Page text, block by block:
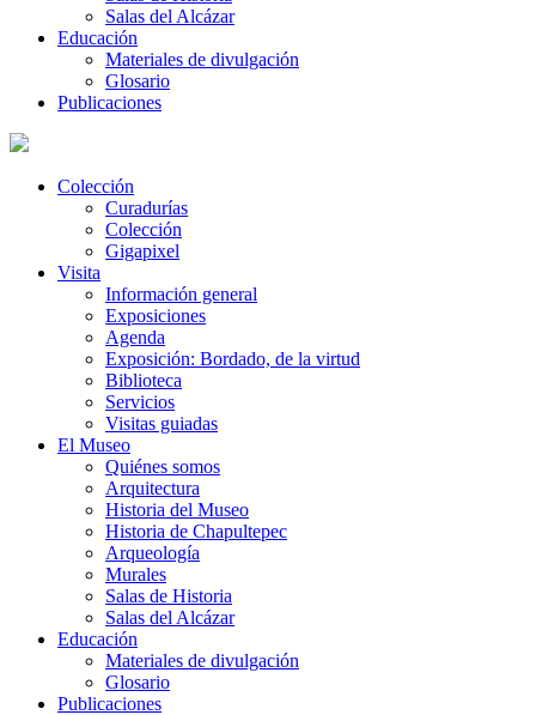
Salas del Alcázar
Educación
Materiales de divulgación
Glosario
Publicaciones
Colección
Curadurías
Colección
Gigapixel
Visita
Información general
Exposiciones
Agenda
Exposición: Bordado, de la virtud
Biblioteca
Servicios
Visitas guiadas
El Museo
Quiénes somos
Arquitectura
Historia del Museo
Historia de Chapultepec
Arqueología
Murales
Salas de Historia
Salas del Alcázar
Educación
Materiales de divulgación
Glosario
Publicaciones